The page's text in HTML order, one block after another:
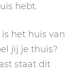
hebt.
het huis van
jij je thuis?
staat dit